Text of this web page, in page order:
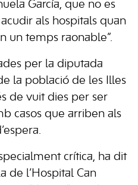
García, que no es
als hospitals quan
un temps raonable”.
per la diputada
la població de les Illes
de vuit dies per ser
casos que arriben als
crítica, ha dit
de l’Hospital Can